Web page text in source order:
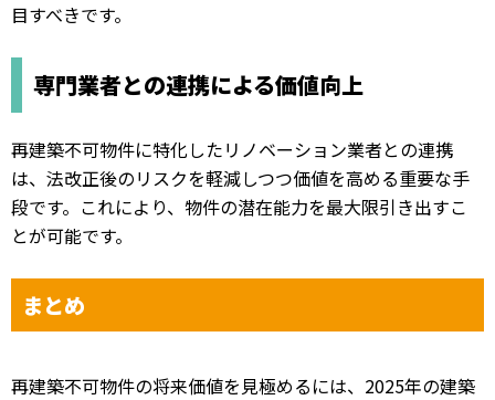
目すべきです。
専門業者との連携による価値向上
再建築不可物件に特化したリノベーション業者との連携
は、法改正後のリスクを軽減しつつ価値を高める重要な手
段です。これにより、物件の潜在能力を最大限引き出すこ
とが可能です。
まとめ
再建築不可物件の将来価値を見極めるには、2025年の建築